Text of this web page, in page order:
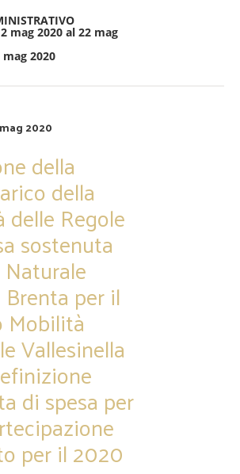
mag 2020 al 22 mag
2020
2020
della
della
Regole
sostenuta
per il
Mobilità
Vallesinella
di spesa per
per il 2020